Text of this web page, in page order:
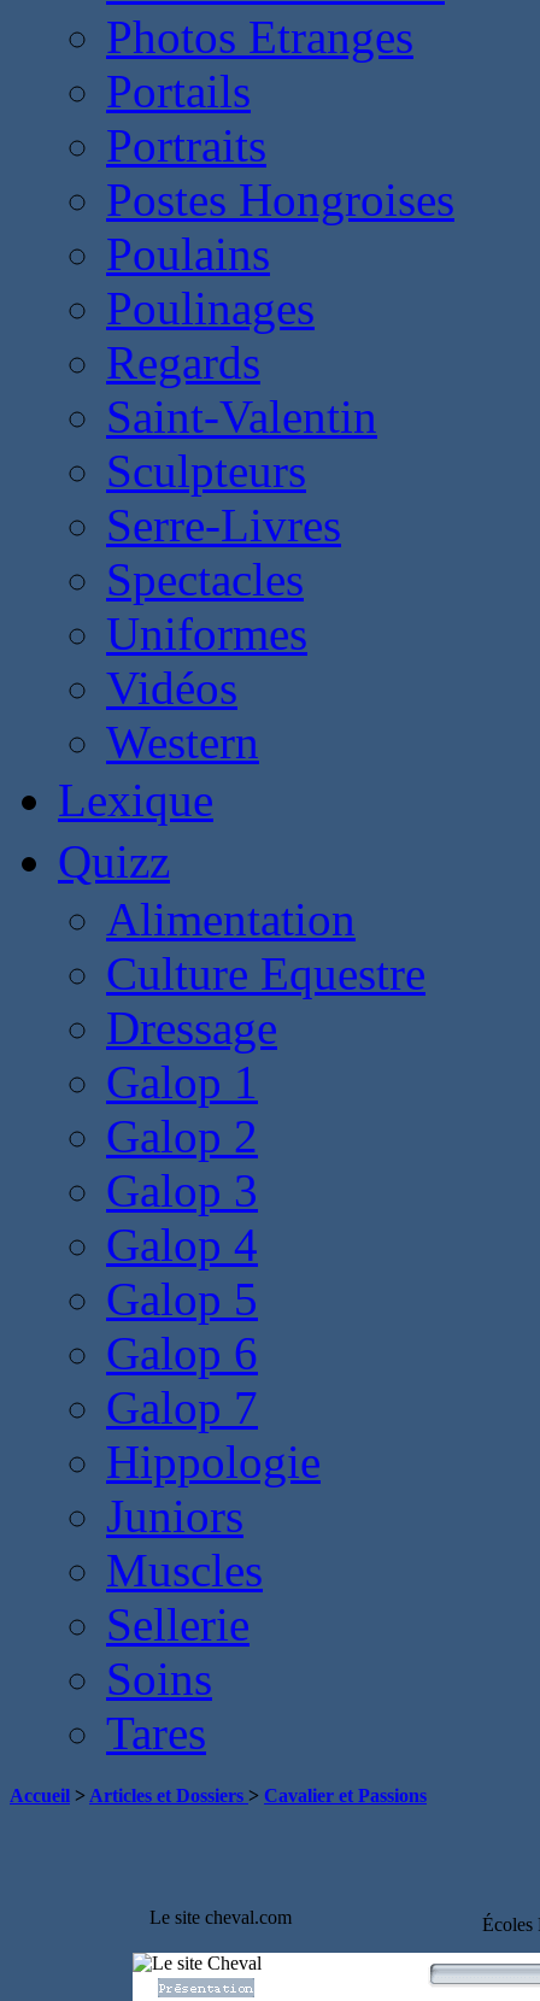
Photos Etranges
Portails
Portraits
Postes Hongroises
Poulains
Poulinages
Regards
Saint-Valentin
Sculpteurs
Serre-Livres
Spectacles
Uniformes
Vidéos
Western
Lexique
Quizz
Alimentation
Culture Equestre
Dressage
Galop 1
Galop 2
Galop 3
Galop 4
Galop 5
Galop 6
Galop 7
Hippologie
Juniors
Muscles
Sellerie
Soins
Tares
Accueil > Articles et Dossiers > Cavalier et Passions
Le site cheval.com Écoles